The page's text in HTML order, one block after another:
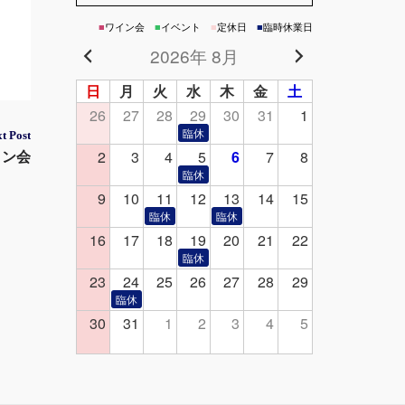
Post
会
■ワイン会 ■イベント ■定休日 ■臨時休業日
2026年 8月
日 月 火 水 木 金
土
26
27 28 29 30 31
1
2
3 4 5 6 7
8
9
10 11 12 13 14
15
16
17 18 19 20 21
22
23
24 25 26 27 28
29
30
31 1 2 3 4 5